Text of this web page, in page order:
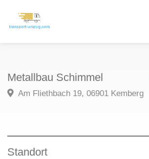
Metallbau Schimmel
Am Fliethbach 19, 06901 Kemberg
Standort